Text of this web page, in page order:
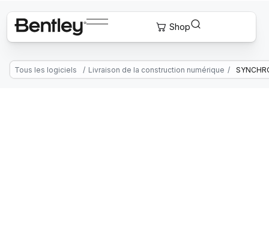
Tous les logiciels / Livraison de la construction numérique /